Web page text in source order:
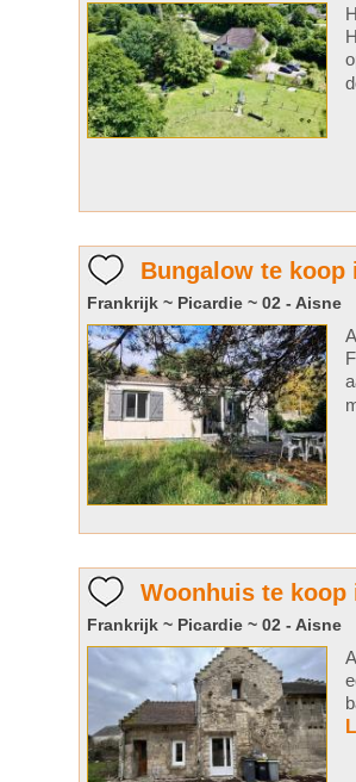
Bungalow te
Frankrijk ~ Picardie ~ 02 - Aisne
Woonhuis te
Frankrijk ~ Picardie ~ 02 - Aisne